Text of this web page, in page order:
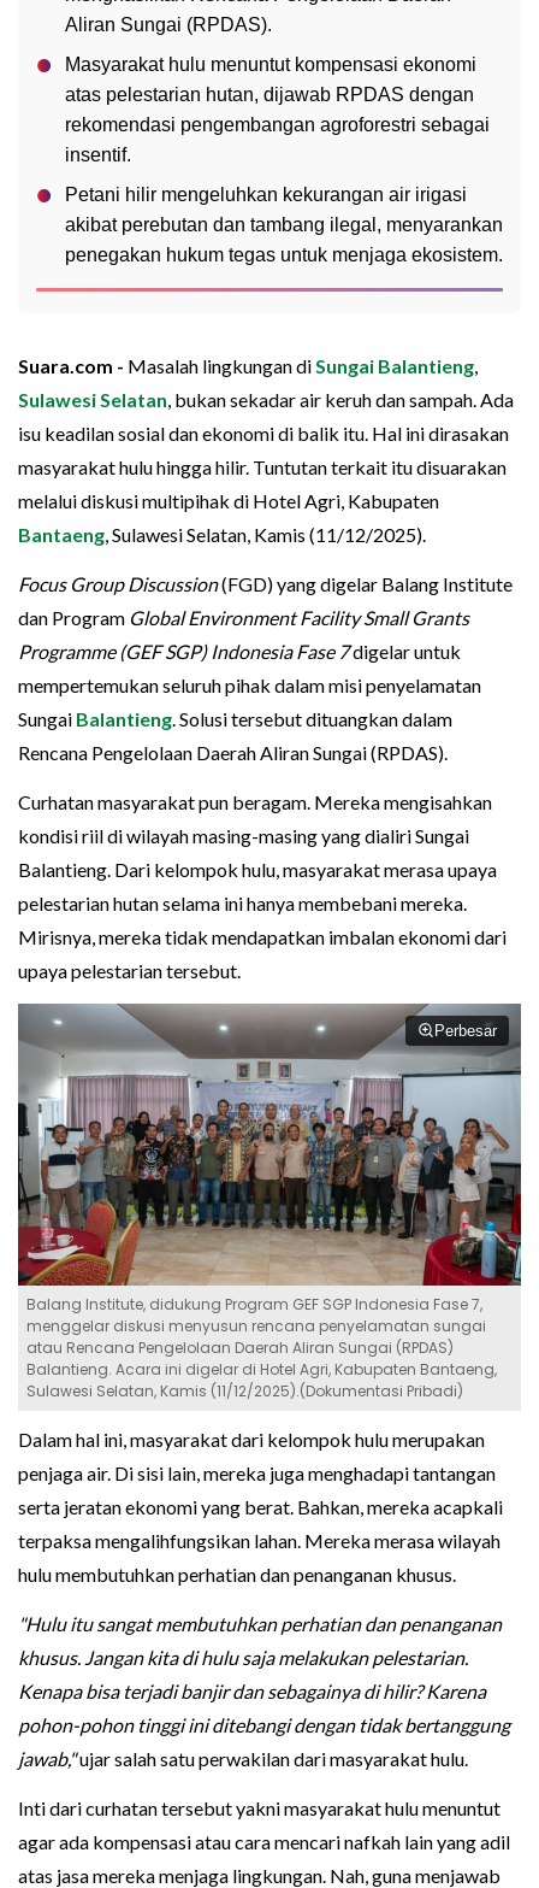
Aliran Sungai (RPDAS).
Masyarakat hulu menuntut kompensasi ekonomi
atas pelestarian hutan, dijawab RPDAS dengan
rekomendasi pengembangan agroforestri sebagai
insentif.
Petani hilir mengeluhkan kekurangan air irigasi
akibat perebutan dan tambang ilegal, menyarankan
penegakan hukum tegas untuk menjaga ekosistem.
Suara.com - Masalah lingkungan di Sungai Balantieng
Sulawesi Selatan , bukan sekadar air keruh dan sampah. Ada
isu keadilan sosial dan ekonomi di balik itu. Hal ini dirasakan
masyarakat hulu hingga hilir. Tuntutan terkait itu disuarakan
melalui diskusi multipihak di Hotel Agri, Kabupaten
Bantaeng , Sulawesi Selatan, Kamis (11/12/2025).
Focus Group Discussion(FGD) yang digelar Balang Institute
dan Program Global Environment Facility Small Grants
Programme (GEF SGP) Indonesia Fase 7digelar untuk
mempertemukan seluruh pihak dalam misi penyelamatan
Sungai Balantieng . Solusi tersebut dituangkan dalam
Rencana Pengelolaan Daerah Aliran Sungai (RPDAS).
Curhatan masyarakat pun beragam. Mereka mengisahkan
kondisi riil di wilayah masing-masing yang dialiri Sungai
Balantieng. Dari kelompok hulu, masyarakat merasa upaya
pelestarian hutan selama ini hanya membebani mereka.
Mirisnya, mereka tidak mendapatkan imbalan ekonomi dari
upaya pelestarian tersebut.
Perbesar
Balang Institute, didukung Program GEF SGP Indonesia Fase 7,
menggelar diskusi menyusun rencana penyelamatan sungai
atau Rencana Pengelolaan Daerah Aliran Sungai (RPDAS)
Balantieng. Acara ini digelar di Hotel Agri, Kabupaten Bantaeng,
Sulawesi Selatan, Kamis (11/12/2025).(Dokumentasi Pribadi)
Dalam hal ini, masyarakat dari kelompok hulu merupakan
penjaga air. Di sisi lain, mereka juga menghadapi tantangan
serta jeratan ekonomi yang berat. Bahkan, mereka acapkali
terpaksa mengalihfungsikan lahan. Mereka merasa wilayah
hulu membutuhkan perhatian dan penanganan khusus.
"Hulu itu sangat membutuhkan perhatian dan penanganan
khusus. Jangan kita di hulu saja melakukan pelestarian.
Kenapa bisa terjadi banjir dan sebagainya di hilir? Karena
pohon-pohon tinggi ini ditebangi dengan tidak bertanggung
jawab,"ujar salah satu perwakilan dari masyarakat hulu.
Inti dari curhatan tersebut yakni masyarakat hulu menuntut
agar ada kompensasi atau cara mencari nafkah lain yang adil
atas jasa mereka menjaga lingkungan. Nah, guna menjawab